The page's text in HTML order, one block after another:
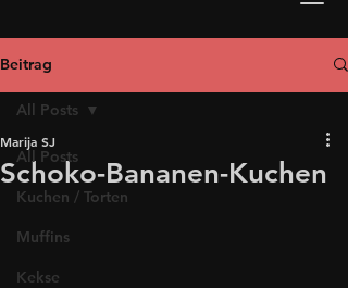
Beitrag
All Posts
Kuchen / Torten
Muffins
Kekse
All Posts
Schoko-Bananen-Kuchen
Marija SJ